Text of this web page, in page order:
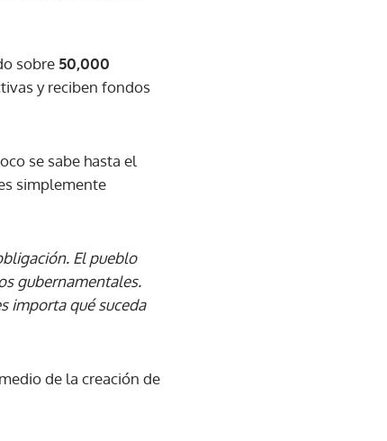
sobre 50,000
y reciben fondos
se sabe hasta el
simplemente
El pueblo
gubernamentales.
importa qué suceda
de la creación de